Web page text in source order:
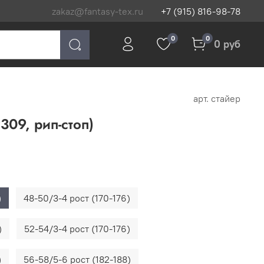
zakaz@fantasy-tex.ru +7 (915) 816-98-78
0 0 0 руб
арт. стайер
рип-стоп)
48-50/3-4 рост (170-176)
52-54/3-4 рост (170-176)
56-58/5-6 рост (182-188)